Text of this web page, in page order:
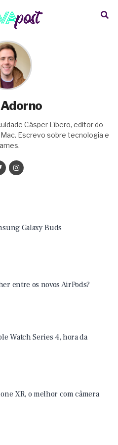
Cásper Líbero, editor do
Escrevo sobre tecnologia e
Galaxy Buds
entre os novos AirPods?
Watch Series 4, hora da
XR, o melhor com câmera